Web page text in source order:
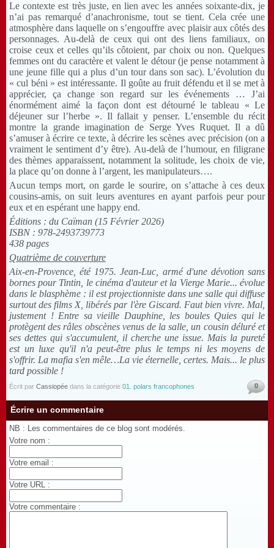
Le contexte est très juste, en lien avec les années soixante-dix, je
n’ai pas remarqué d’anachronisme, tout se tient. Cela crée une
atmosphère dans laquelle on s’engouffre avec plaisir aux côtés des
personnages. Au-delà de ceux qui ont des liens familiaux, on
croise ceux et celles qu’ils côtoient, par choix ou non. Quelques
femmes ont du caractère et valent le détour (je pense notamment à
une jeune fille qui a plus d’un tour dans son sac). L’évolution du
« cul béni » est intéressante. Il goûte au fruit défendu et il se met à
apprécier, ça change son regard sur les événements … J’ai
énormément aimé la façon dont est détourné le tableau « Le
déjeuner sur l’herbe ». Il fallait y penser. L’ensemble du récit
montre la grande imagination de Serge Yves Ruquet. Il a dû
s’amuser à écrire ce texte, à décrire les scènes avec précision (on a
vraiment le sentiment d’y être). Au-delà de l’humour, en filigrane
des thèmes apparaissent, notamment la solitude, les choix de vie,
la place qu’on donne à l’argent, les manipulateurs….
Aucun temps mort, on garde le sourire, on s’attache à ces deux
cousins-amis, on suit leurs aventures en ayant parfois peur pour
eux et en espérant une happy end.
Éditions : du Caïman (15 Février 2026)
ISBN : 978-2493739773
438 pages
Quatrième de couverture
Aix-en-Provence, été 1975. Jean-Luc, armé d'une dévotion sans
bornes pour Tintin, le cinéma d'auteur et la Vierge Marie... évolue
dans le blasphème : il est projectionniste dans une salle qui diffuse
surtout des films X, libérés par l'ère Giscard. Faut bien vivre. Mal,
justement ! Entre sa vieille Dauphine, les boules Quies qui le
protègent des râles obscènes venus de la salle, un cousin déluré et
ses dettes qui s'accumulent, il cherche une issue. Mais la pureté
est un luxe qu'il n'a peut-être plus le temps ni les moyens de
s'offrir. La mafia s'en mêle…La vie éternelle, certes. Mais... le plus
tard possible !
Écrit par Cassiopée dans la catégorie 01. polars francophones 0
Écrire un commentaire
NB : Les commentaires de ce blog sont modérés.
Votre nom :
Votre email :
Votre URL :
Votre commentaire :